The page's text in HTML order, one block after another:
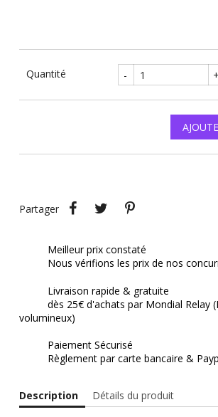
Quantité - +
Partager
PartagerTweet
Meilleur prix constaté
Nous vérifions les prix de nos
Livraison rapide & gratuite
dès 25€ d'achats par Mondial Relay
volumineux)
Paiement Sécurisé
Règlement par carte bancaire &
Description Détails du produit